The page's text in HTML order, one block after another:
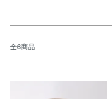
全6商品